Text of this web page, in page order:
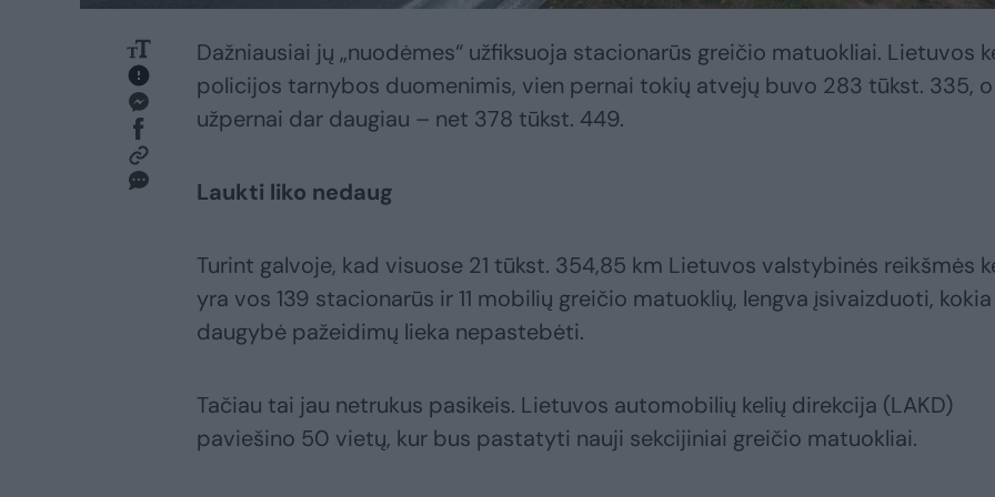
Dažniausiai jų „nuodėmes“ užfiksuoja stacionarūs greičio matuokliai. Lietuvos
policijos tarnybos duomenimis, vien pernai tokių atvejų buvo 283 tūkst. 335, o
užpernai dar daugiau – net 378 tūkst. 449.
Laukti liko nedaug
Turint galvoje, kad visuose 21 tūkst. 354,85 km Lietuvos valstybinės reikšmės
yra vos 139 stacionarūs ir 11 mobilių greičio matuoklių, lengva įsivaizduoti, kokia
daugybė pažeidimų lieka nepastebėti.
Tačiau tai jau netrukus pasikeis. Lietuvos automobilių kelių direkcija (LAKD)
paviešino 50 vietų, kur bus pastatyti nauji sekcijiniai greičio matuokliai.